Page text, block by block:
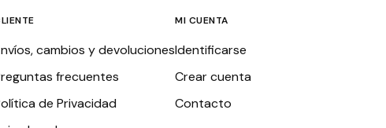
cambios y devoluciones
frecuentes
de Privacidad
MI CUENTA
Identificarse
Crear cuenta
Contacto